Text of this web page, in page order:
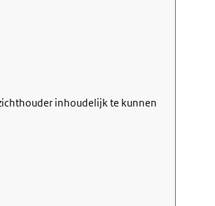
inhoudelijk te kunnen